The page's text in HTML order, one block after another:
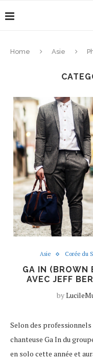
Home Asie
Asie Corée du
GA IN (BROWN
AVEC JEFF
by
Selon des
chanteuse Ga In du
en solo cette année et